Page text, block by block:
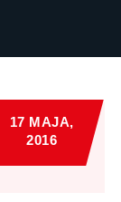
17 MAJA,
2016